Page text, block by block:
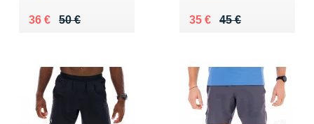
50 €
Au lieu de 50 €
36 €
Vendu 36 € 45 €
Au lieu de 45 €
35 €
Vendu 35 €